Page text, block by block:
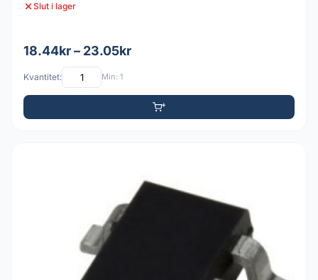
Slut i lager
18.44kr – 23.05kr
Kvantitet: Min: 1